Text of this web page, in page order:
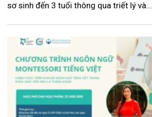
sơ sinh đến 3 tuổi thông qua triết lý và...